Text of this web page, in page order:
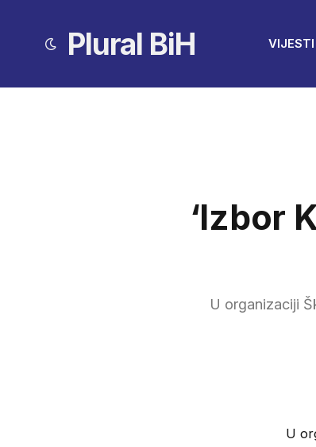
Plural BiH VIJESTI
‘Izbor
U organizaciji
U